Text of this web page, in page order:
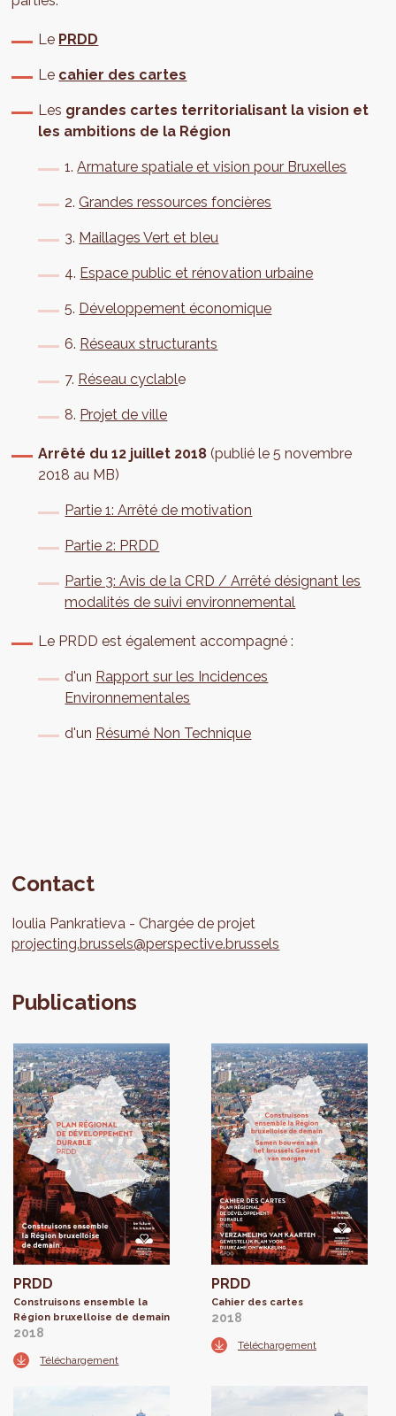
Le PRDD
Le cahier des cartes
Les grandes cartes territorialisant la vision et
les ambitions de la Région
1.Armature spatiale et vision pour Bruxelles
2. Grandes ressources foncières
3. Maillages Vert et bleu
4. Espace public et rénovation urbaine
5. Développement économique
6. Réseaux structurants
7. Réseau cyclable
8. Projet de ville
Arrêté du 12 juillet 2018 (publié le 5 novembre
2018 au MB)
Partie 1: Arrêté de motivation
Partie 2: PRDD
Partie 3: Avis de la CRD / Arrêté désignant les
modalités de suivi environnemental
Le PRDD est également accompagné :
d'un Rapport sur les Incidences
Environnementales
d'un Résumé Non Technique
Contact
Ioulia Pankratieva
Chargée de projet
projecting.brussels@perspective.brussels
Publications
PRDD
Construisons ensemble la
Région bruxelloise de demain
2018
Téléchargement
PRDD
Cahier des cartes
2018
Téléchargement